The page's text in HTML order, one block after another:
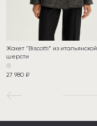
Жакет "Biscotti” из итальянской
шерсти
27 980 ₽